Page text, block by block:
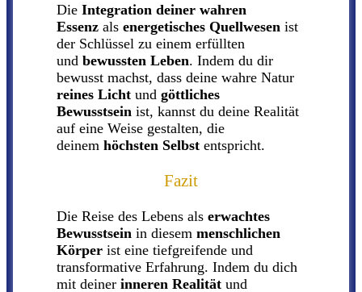
Die Integration deiner wahren
Essenz als energetisches Quellwesen ist
der Schlüssel zu einem erfüllten
und bewussten Leben. Indem du dir
bewusst machst, dass deine wahre Natur
reines Licht und göttliches
Bewusstsein ist, kannst du deine Realität
auf eine Weise gestalten, die
deinem höchsten Selbst entspricht.
Fazit
Die Reise des Lebens als erwachtes
Bewusstsein in diesem menschlichen
Körper ist eine tiefgreifende und
transformative Erfahrung. Indem du dich
mit deiner inneren Realität und